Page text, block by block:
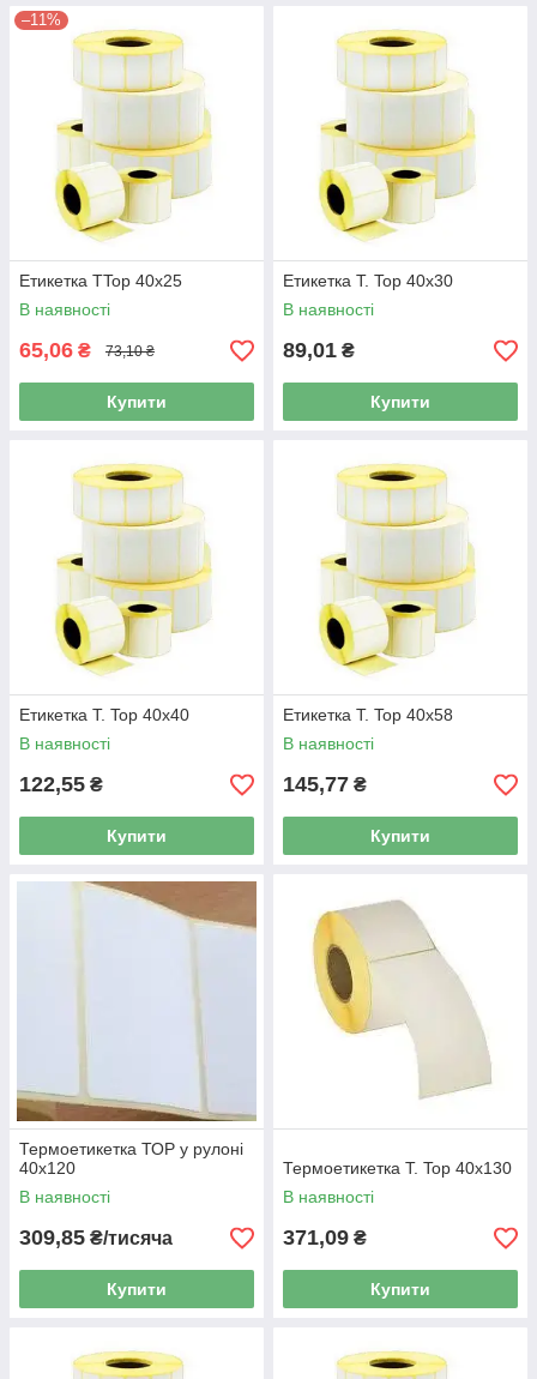
–11%
Етикетка TTop 40x25
В наявності
65,06 ₴ 73,10 ₴
Купити
Етикетка T. Top 40x30
В наявності
89,01 ₴
Купити
Етикетка T. Top 40x40
В наявності
122,55 ₴
Купити
Етикетка T. Top 40x58
В наявності
145,77 ₴
Купити
Термоетикетка ТОР у рулоні
40х120
В наявності
309,85 ₴/тисяча
Купити
Термоетикетка T. Top 40x130
В наявності
371,09 ₴
Купити